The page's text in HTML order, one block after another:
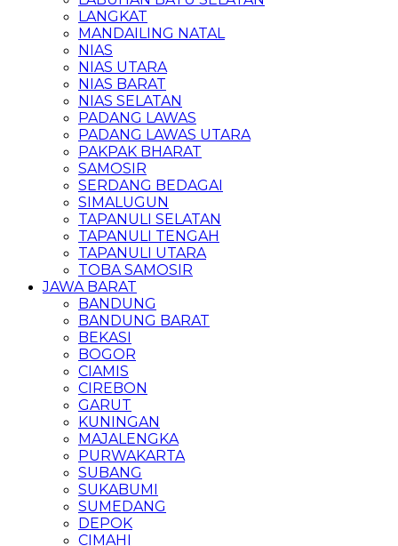
LANGKAT
MANDAILING NATAL
NIAS
NIAS UTARA
NIAS BARAT
NIAS SELATAN
PADANG LAWAS
PADANG LAWAS UTARA
PAKPAK BHARAT
SAMOSIR
SERDANG BEDAGAI
SIMALUGUN
TAPANULI SELATAN
TAPANULI TENGAH
TAPANULI UTARA
TOBA SAMOSIR
JAWA BARAT
BANDUNG
BANDUNG BARAT
BEKASI
BOGOR
CIAMIS
CIREBON
GARUT
KUNINGAN
MAJALENGKA
PURWAKARTA
SUBANG
SUKABUMI
SUMEDANG
DEPOK
CIMAHI